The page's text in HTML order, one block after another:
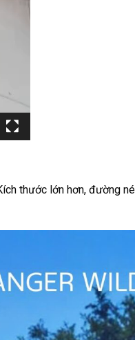
thước lớn hơn, đường